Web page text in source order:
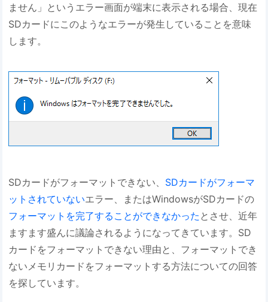
ません」というエラー画面が端末に表示される場合、現在
SDカードにこのようなエラーが発生していることを意味
します。
SDカードがフォーマットできない、 SDカードがフォーマ
ットされていないエラー、またはWindowsがSDカードの
フォーマットを完了することができなかった とさせ、近年
ますます盛んに議論されるようになってきています。SD
カードをフォーマットできない理由と、フォーマットでき
ないメモリカードをフォーマットする方法についての回答
を探しています。